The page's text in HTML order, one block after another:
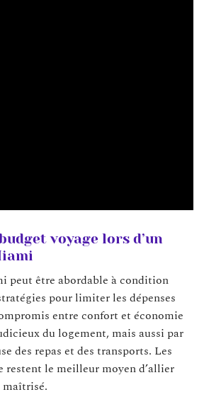
voyage lors d’un
peut être abordable à condition
pour limiter les dépenses
entre confort et économie
du logement, mais aussi par
des repas et des transports. Les
restent le meilleur moyen d’allier